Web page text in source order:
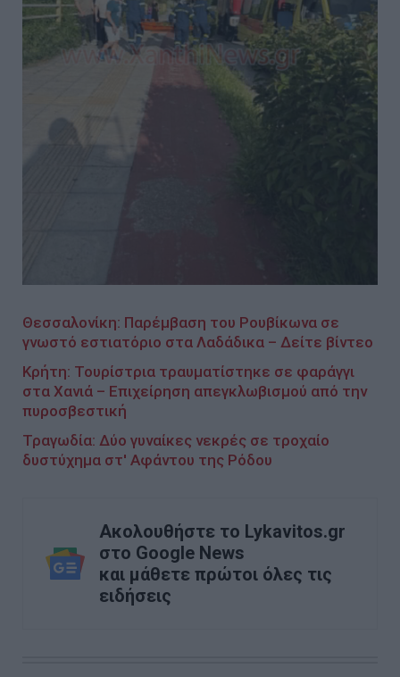
Θεσσαλονίκη: Παρέμβαση του Ρουβίκωνα σε
γνωστό εστιατόριο στα Λαδάδικα – Δείτε βίντεο
Κρήτη: Τουρίστρια τραυματίστηκε σε φαράγγι
στα Χανιά – Επιχείρηση απεγκλωβισμού από την
πυροσβεστική
Τραγωδία: Δύο γυναίκες νεκρές σε τροχαίο
δυστύχημα στ' Αφάντου της Ρόδου
Ακολουθήστε το Lykavitos.gr
στο Google News
και μάθετε πρώτοι όλες τις
ειδήσεις